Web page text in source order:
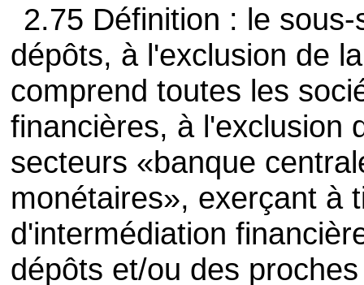
2.75 Définition : le
dépôts, à l'exclusion de
comprend toutes les
financières, à l'exclusion
secteurs «banque
monétaires», exerçant à
d'intermédiation
dépôts et/ou des